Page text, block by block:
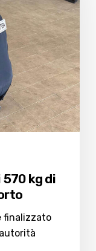
kg di
finalizzato